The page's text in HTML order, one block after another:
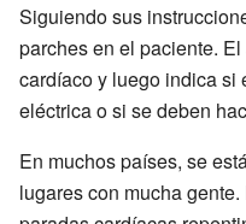
Siguiendo sus
parches en el paciente.
cardíaco y luego indica si
eléctrica o si se deben
En muchos países, se
lugares con mucha